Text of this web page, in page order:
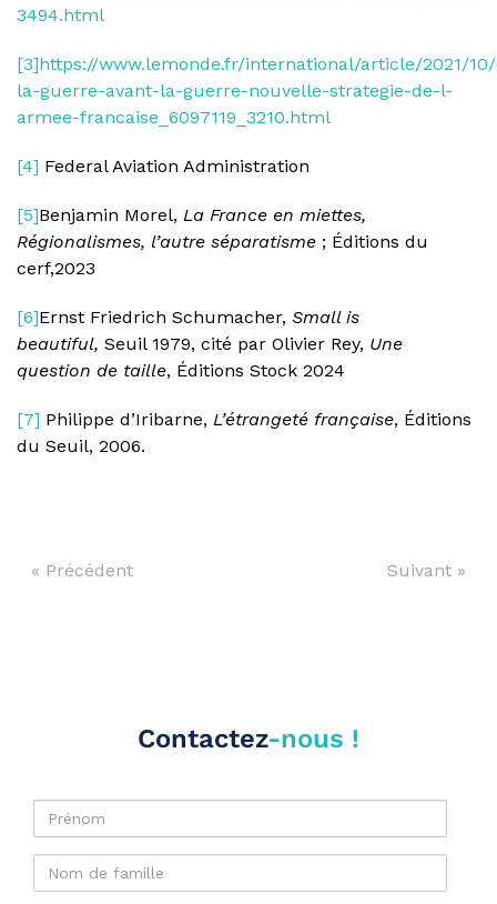
3494.html
[3]https://www.lemonde.fr/international/article/2021/
la-guerre-avant-la-guerre-nouvelle-strategie-de-l-
armee-francaise_6097119_3210.html
[4] Federal Aviation Administration
[5]Benjamin Morel, La France en miettes,
Régionalismes, l’autre séparatisme ; Éditions du
cerf,2023
[6]Ernst Friedrich Schumacher, Small is
beautiful, Seuil 1979, cité par Olivier Rey, Une
question de taille, Éditions Stock 2024
[7] Philippe d’Iribarne, L’étrangeté française, Éditions
du Seuil, 2006.
« Précédent Suivant »
Contactez-nous !
Prénom
Nom
de